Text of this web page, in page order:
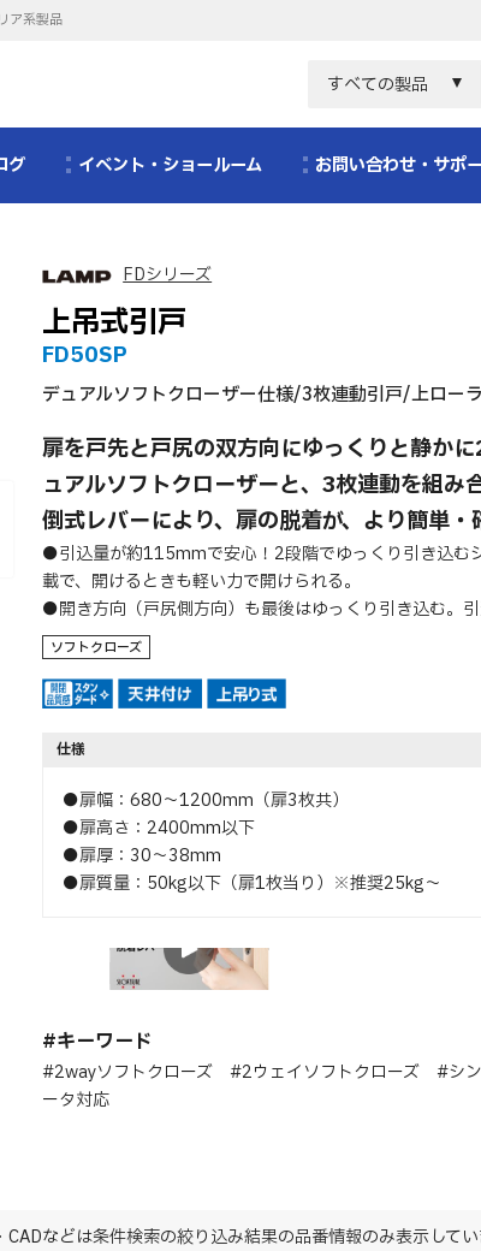
ア系製品
すべての製品
グ イベント・ショールーム お問い合わせ・サポ
FDシリーズ
上吊式引戸
FD50SP
デュアルソフトクローザー仕様/3枚連動引戸/上ロー
扉を戸先と戸尻の双方向にゆっくりと静か
ュアルソフトクローザーと、3枚連動を組み
倒式レバーにより、扉の脱着が、より簡単・
●引込量が約115mmで安心！2段階でゆっくり引き込む
載で、開けるときも軽い力で開けられる。
●開き方向（戸尻側方向）も最後はゆっくり引き込む。
ソフトクローズ
仕様
●扉幅：680～1200mm（扉3枚共）
●扉高さ：2400mm以下
●扉厚：30～38mm
●扉質量：50kg以下（扉1枚当り）※推奨25kg～
特長
#キーワード
#2wayソフトクローズ #2ウェイソフトクローズ #シ
ータ対応
などは条件検索の絞り込み結果の品番情報のみ表示してい